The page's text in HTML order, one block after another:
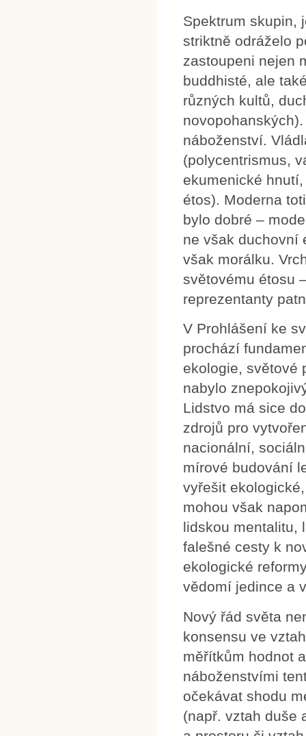
Spektrum skupin,
striktně odráželo
zastoupeni nejen
buddhisté, ale
různých kultů,
náboženství.
(polycentrismus,
ekumenické
étos). Moderna
bylo dobré –
ne však duchovní
však morálku.
světovému étosu
reprezentanty
V Prohlášení ke
prochází
ekologie, světové
nabylo
Lidstvo má sice
zdrojů pro
nacionální,
mírové budování
vyřešit
mohou však
lidskou mentalitu,
falešné cesty k
ekologické
vědomí jedince a
Nový řád světa
konsensu ve
měřítkům hodnot
náboženstvími
očekávat shodu
(např. vztah duše